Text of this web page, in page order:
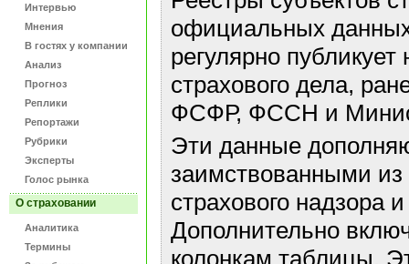
Интервью
Мнения
В гостях у компании
Анализ
Прогноз
Реплики
Репортажи
Рубрики
Эксперты
Голос рынка
О страховании
Аналитика
Термины
официальных данных
регулярно
страхового дела,
ФСФР, ФССН и
Эти данные
заимствованными
страхового надзора
Дополнительно